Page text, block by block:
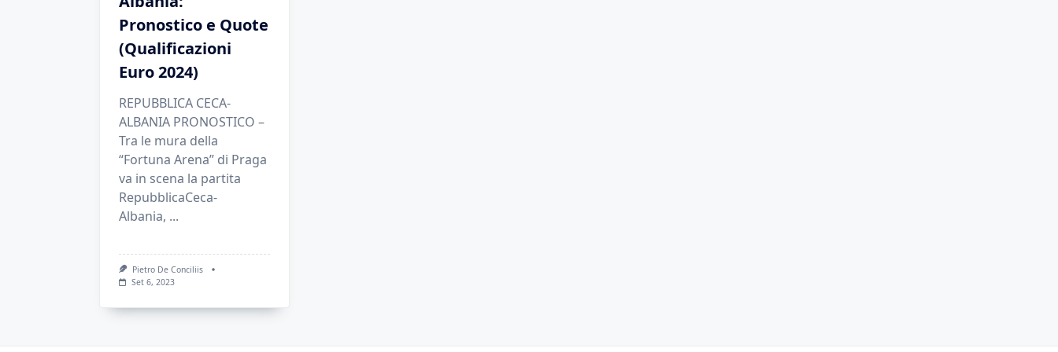
Pronostico e Quote
(Qualificazioni
Euro 2024)
REPUBBLICA CECA-
ALBANIA PRONOSTICO –
Tra le mura della
“Fortuna Arena” di Praga
va in scena la partita
RepubblicaCeca-
Albania, ...
Pietro De Conciliis
Set 6, 2023